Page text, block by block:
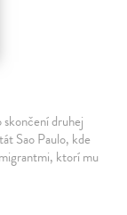
druhej
Sao Paulo, kde
ktorí mu